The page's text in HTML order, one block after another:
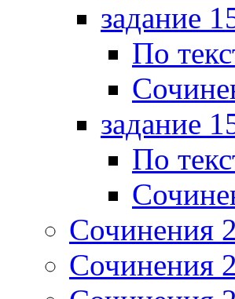
задание
По
задание
По
Сочинения
Сочинения